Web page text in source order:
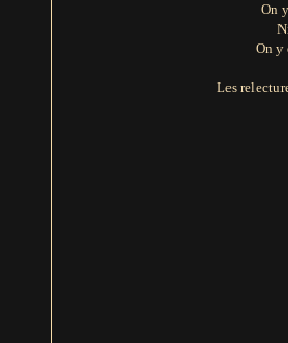
On
On y
Les